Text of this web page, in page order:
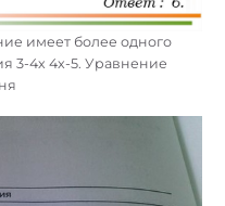
имеет более одного
3-4х 4х-5. Уравнение